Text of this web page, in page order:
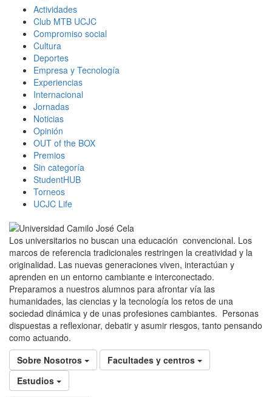
Actividades
Club MTB UCJC
Compromiso social
Cultura
Deportes
Empresa y Tecnología
Experiencias
Internacional
Jornadas
Noticias
Opinión
OUT of the BOX
Premios
Sin categoría
StudentHUB
Torneos
UCJC Life
Los universitarios no buscan una educación convencional. Los
marcos de referencia tradicionales restringen la creatividad y la
originalidad. Las nuevas generaciones viven, interactúan y
aprenden en un entorno cambiante e interconectado.
Preparamos a nuestros alumnos para afrontar vía las
humanidades, las ciencias y la tecnología los retos de una
sociedad dinámica y de unas profesiones cambiantes. Personas
dispuestas a reflexionar, debatir y asumir riesgos, tanto pensando
como actuando.
Sobre Nosotros
Facultades y centros
Estudios